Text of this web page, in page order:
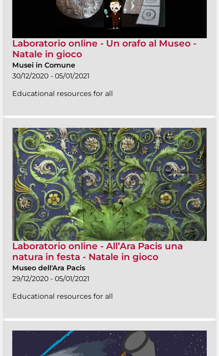
Laboratorio online - Un orafo al Museo -
Natale in gioco
Musei in Comune
30/12/2020 - 05/01/2021
Educational resources for all
Laboratorio online - All’Ara Pacis una
natura in festa - Natale in gioco
Museo dell'Ara Pacis
29/12/2020 - 05/01/2021
Educational resources for all